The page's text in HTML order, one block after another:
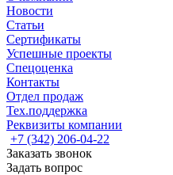
Новости
Статьи
Сертификаты
Успешные проекты
Спецоценка
Контакты
Отдел продаж
Тех.поддержка
Реквизиты компании
+7 (342) 206-04-22
Заказать звонок
Задать вопрос